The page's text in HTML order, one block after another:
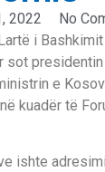
2022 No
i
sot
e
kuadër të
ishte